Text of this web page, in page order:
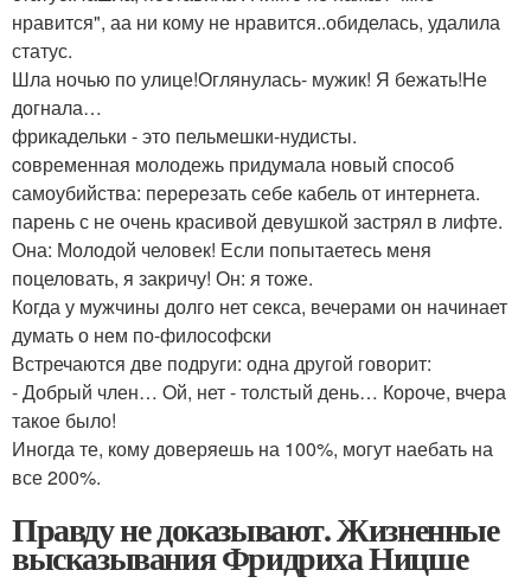
нравится", аа ни кому не нравится..обиделась, удалила
статус.
Шла ночью по улице!Оглянулась- мужик! Я бежать!Не
догнала…
фрикадельки - это пельмешки-нудисты.
cовременная молодежь придумала новый способ
самоубийства: перерезать себе кабель от интернета.
парень с не очень красивой девушкой застрял в лифте.
Она: Молодой человек! Если попытаетесь меня
поцеловать, я закричу! Он: я тоже.
Когда у мужчины долго нет секса, вечерами он начинает
думать о нем по-философски
Встречаются две подруги: одна другой говорит:
- Добрый член… Oй, нет - толстый день… Короче, вчера
такое было!
Иногда те, кому доверяешь на 100%, могут наебать на
все 200%.
Правду не доказывают. Жизненные
высказывания Фридриха Ницше